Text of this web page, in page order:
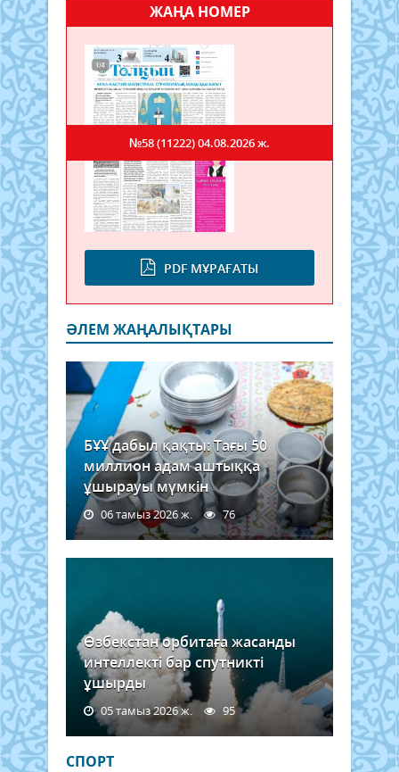
ЖАҢА НОМЕР
PDF МҰРАҒАТЫ
№58 (11222)04.08.2026 ж.
ӘЛЕМ ЖАҢАЛЫҚТАРЫ
БҰҰ дабыл қақты: Тағы 50
миллион адам аштыққа
ұшырауы мүмкін
06 тамыз 2026 ж. 76
Өзбекстан орбитаға жасанды
интеллекті бар спутникті
ұшырды
05 тамыз 2026 ж. 95
СПОРТ